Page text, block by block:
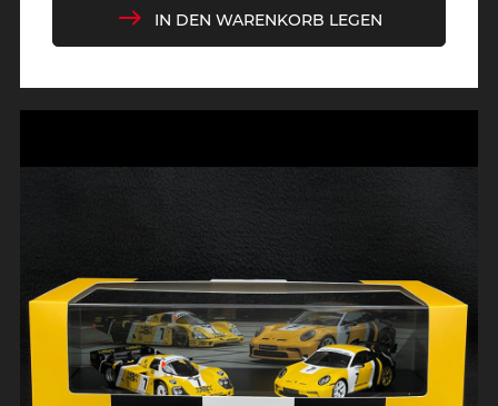
IN DEN WARENKORB LEGEN